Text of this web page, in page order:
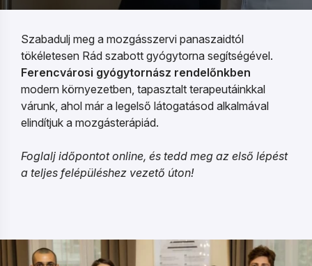
Szabadulj meg a mozgásszervi panaszaidtól
tökéletesen Rád szabott gyógytorna segítségével.
Ferencvárosi gyógytornász rendelőnkben
modern környezetben, tapasztalt terapeutáinkkal
várunk, ahol már a legelső látogatásod alkalmával
elindítjuk a mozgásterápiád.
Foglalj időpontot online, és tedd meg az első lépést
a teljes felépüléshez vezető úton!